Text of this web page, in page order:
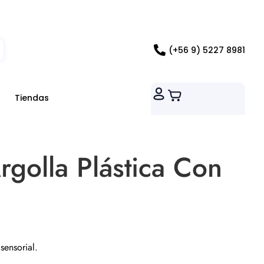
(+56 9) 5227 8981
Tiendas
Plástica Con